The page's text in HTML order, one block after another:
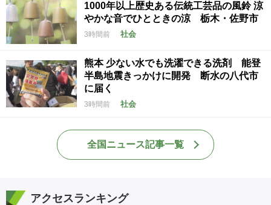
1000年以上歴史ある伝統工芸品の風鈴 涼
やかな音でひとときの涼 栃木・佐野市
3時間前 社会
熊本 少ない水でも洗濯できる洗剤 能登
半島地震きっかけに開発 断水の八代市
に届く
3時間前 社会
全国ニュース記事一覧
アクセスランキング